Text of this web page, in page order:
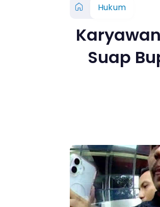
Hukum
Suap